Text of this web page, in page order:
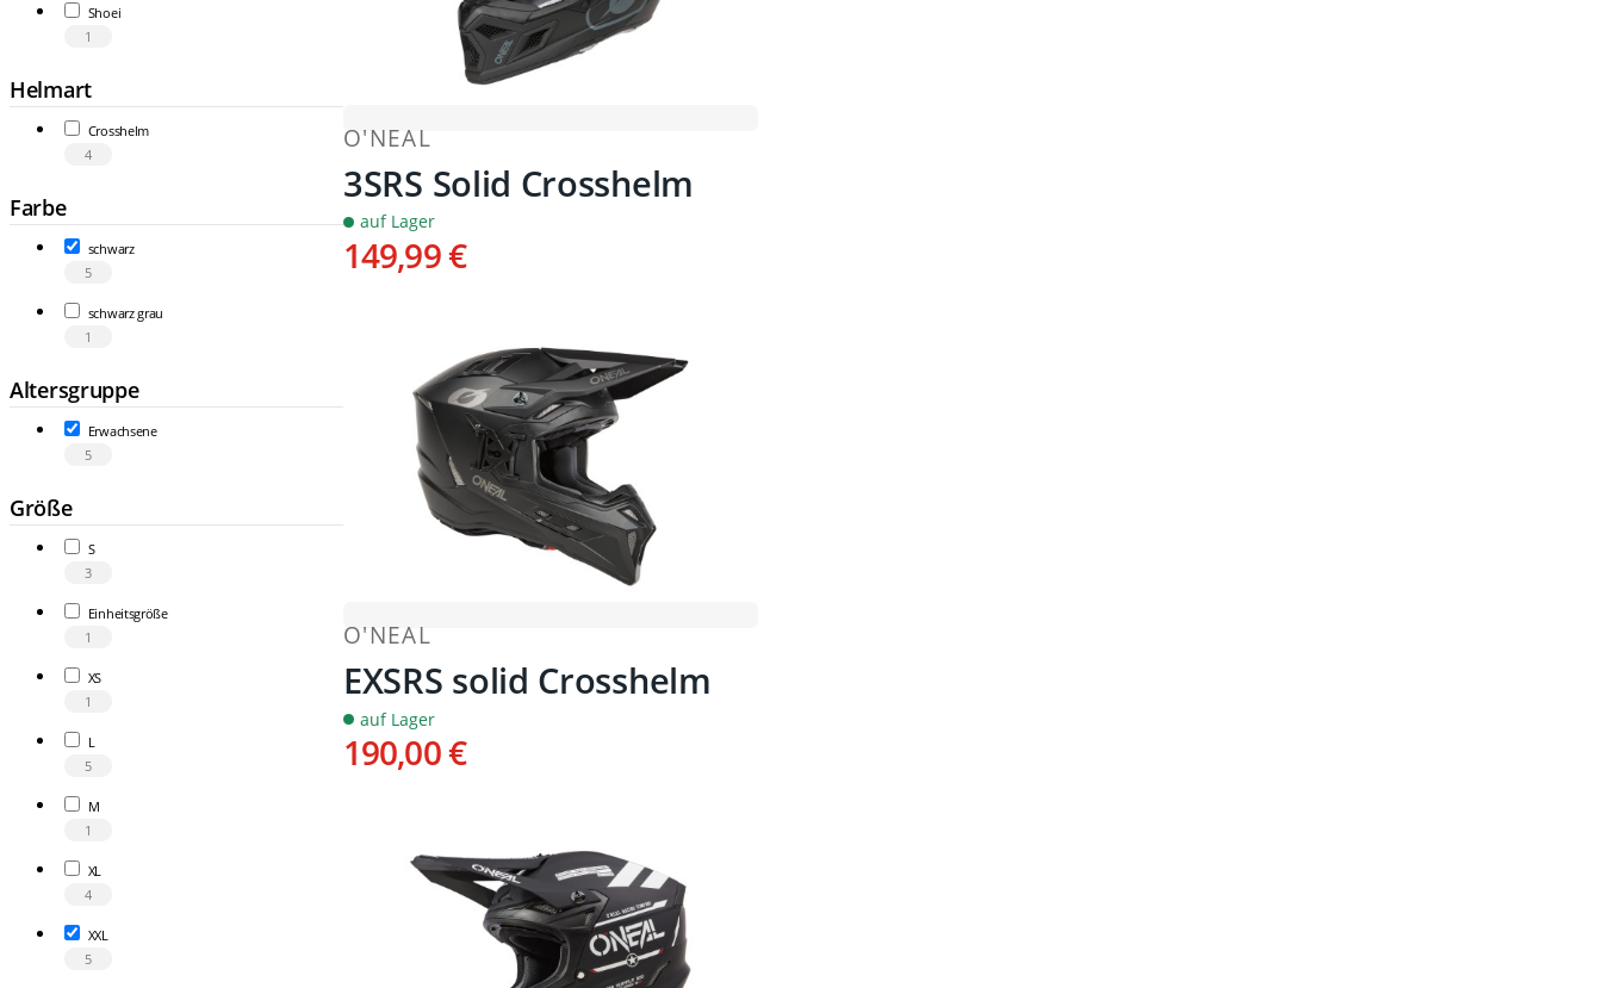
Shoei
1
Helmart
Crosshelm
4
Farbe
schwarz
5
schwarz grau
1
Altersgruppe
Erwachsene
5
Größe
S
3
Einheitsgröße
1
XS
1
L
5
M
1
XL
4
XXL
5
O'NEAL
3SRS Solid Crosshelm
auf Lager
149,99 €
O'NEAL
EXSRS solid Crosshelm
auf Lager
190,00 €